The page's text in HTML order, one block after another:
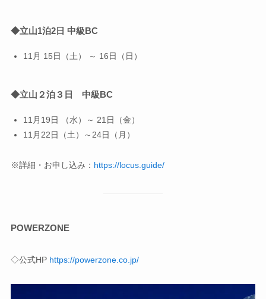
◆立山1泊2日 中級BC
11月 15日（土） ～ 16日（日）
◆立山２泊３日 中級BC
11月19日 （水）～ 21日（金）
11月22日（土）～24日（月）
※詳細・お申し込み： https://locus.guide/
POWERZONE
◇公式HP https://powerzone.co.jp/